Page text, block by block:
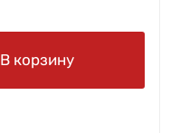
В корзину